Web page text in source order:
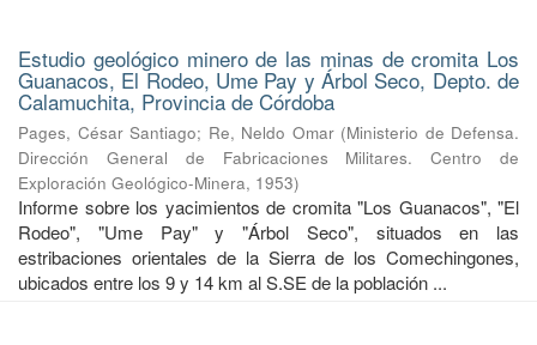
Estudio geológico minero de las minas de cromita Los
Guanacos, El Rodeo, Ume Pay y Árbol Seco, Depto. de
Calamuchita, Provincia de Córdoba
Pages, César Santiago; Re, Neldo Omar (Ministerio de Defensa.
Dirección General de Fabricaciones Militares. Centro de
Exploración Geológico-Minera, 1953)
Informe sobre los yacimientos de cromita "Los Guanacos", "El
Rodeo", "Ume Pay" y "Árbol Seco", situados en las
estribaciones orientales de la Sierra de los Comechingones,
ubicados entre los 9 y 14 km al S.SE de la población ...